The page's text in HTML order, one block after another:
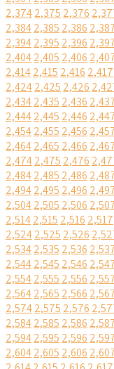
2,3742,375 2,376
2,3842,385 2,386
2,3942,395 2,396
2,4042,405 2,406
2,4142,415 2,416 2,417
2,4242,425 2,426
2,4342,435 2,436
2,4442,445 2,446
2,4542,455 2,456
2,4642,465 2,466
2,4742,475 2,476
2,4842,485 2,486
2,4942,495 2,496
2,5042,505 2,506
2,5142,515 2,516 2,517
2,5242,525 2,526
2,5342,535 2,536
2,5442,545 2,546
2,5542,555 2,556
2,5642,565 2,566
2,5742,575 2,576
2,5842,585 2,586
2,5942,595 2,596
2,6042,605 2,606